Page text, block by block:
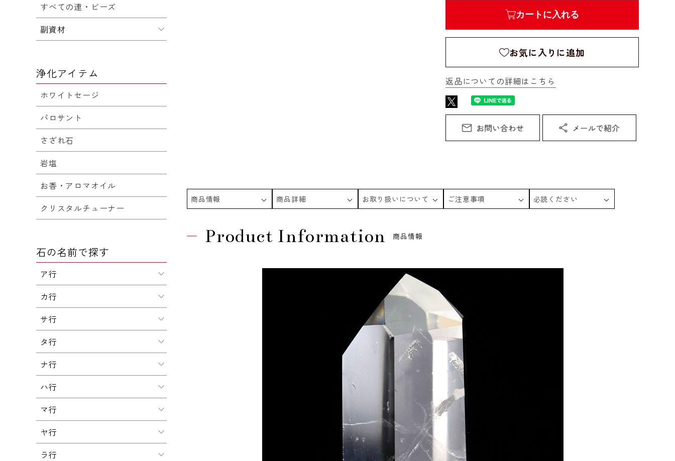
カートに入れる
お気に入りに追加
返品についての詳細はこちら
商品情報 商品詳細 お取り扱いについて ご注意事項 必読ください
Product Information 商品情報
すべての連・ビーズ
副資材
浄化アイテム
ホワイトセージ
パロサント
さざれ石
岩塩
お香・アロマオイル
クリスタルチューナー
石の名前で探す
ア行
カ行
サ行
タ行
ナ行
ハ行
マ行
ヤ行
ラ行